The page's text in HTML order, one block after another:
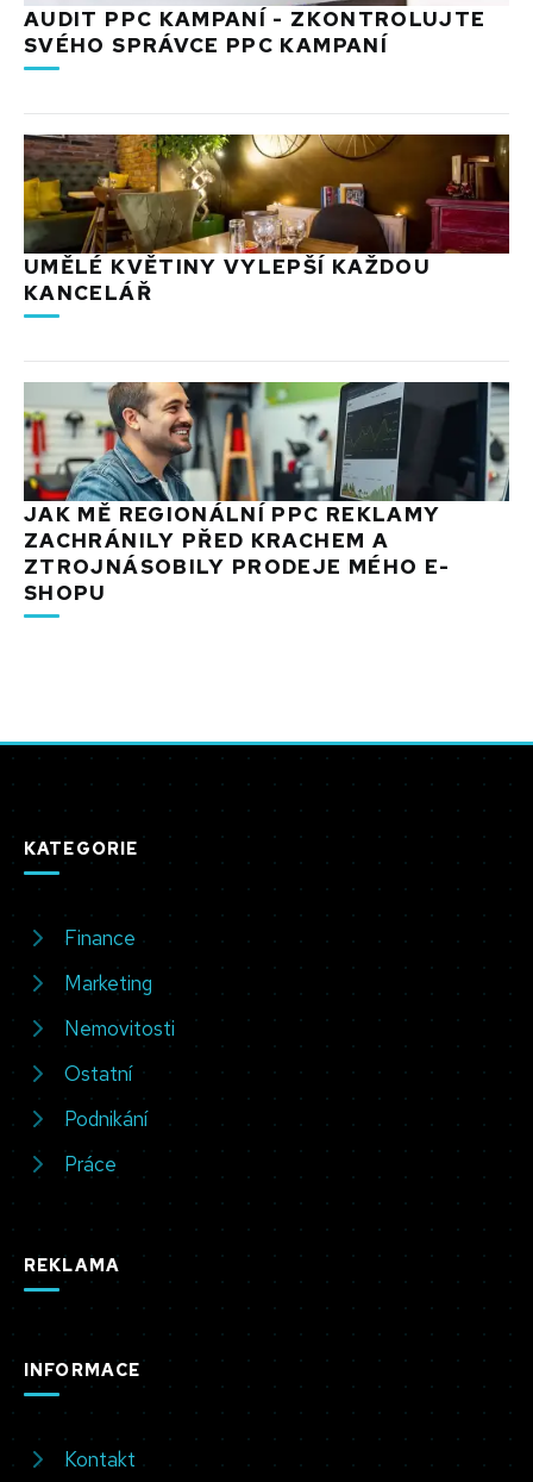
AUDIT PPC KAMPANÍ - ZKONTROLUJTE
SVÉHO SPRÁVCE PPC KAMPANÍ
UMĚLÉ KVĚTINY VYLEPŠÍ KAŽDOU
KANCELÁŘ
JAK MĚ REGIONÁLNÍ PPC REKLAMY
ZACHRÁNILY PŘED KRACHEM A
ZTROJNÁSOBILY PRODEJE MÉHO E-
SHOPU
KATEGORIE
Finance
Marketing
Nemovitosti
Ostatní
Podnikání
Práce
REKLAMA
INFORMACE
Kontakt